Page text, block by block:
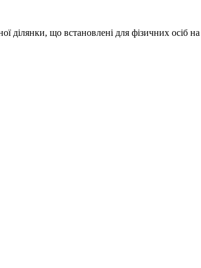
ділянки, що встановлені для фізичних осіб